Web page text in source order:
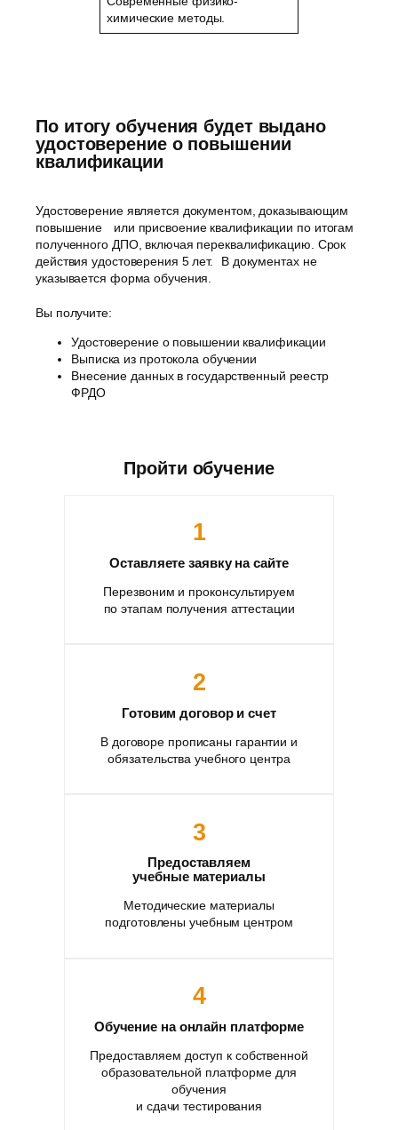
химические методы.
По итогу обучения будет выдано
удостоверение о повышении
квалификации
Удостоверение является документом, доказывающим
повышение или присвоение квалификации по итогам
полученного ДПО, включая переквалификацию. Срок
действия удостоверения 5 лет. В документах не
указывается форма обучения.
Вы получите:
Удостоверение о повышении квалификации
Выписка из протокола обучении
Внесение данных в государственный реестр
ФРДО
Пройти обучение
1
Оставляете заявку на сайте
Перезвоним и проконсультируем
по этапам получения аттестации
2
Готовим договор и счет
В договоре прописаны гарантии и
обязательства учебного центра
3
Предоставляем
учебные материалы
Методические материалы
подготовлены учебным центром
4
Обучение на онлайн платформе
Предоставляем доступ к собственной
образовательной платформе для
обучения
и сдачи тестирования